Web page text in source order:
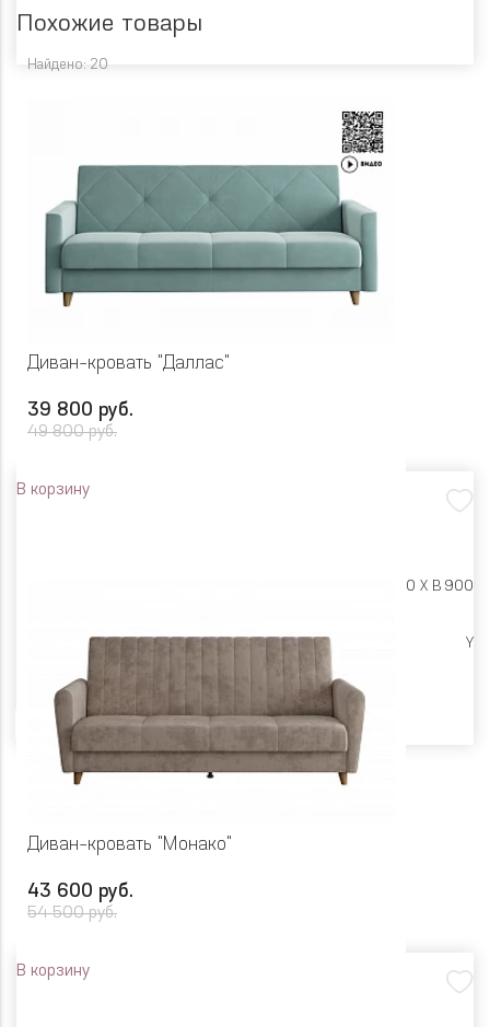
Похожие товары
Найдено: 20
Диван-кровать "Даллас"
39 800 руб.
49 800 руб.
В корзину
Ш 2060 X Г 890 X В 900
Высокие опоры Y
Диван-кровать "Монако"
43 600 руб.
54 500 руб.
В корзину